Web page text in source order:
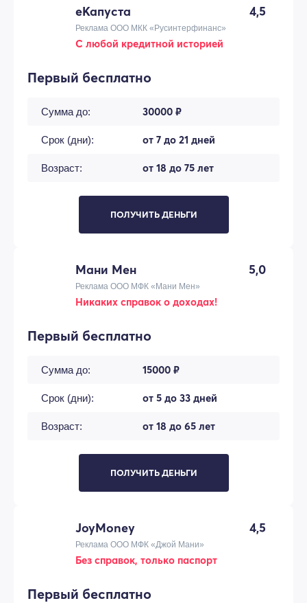
еКапуста 4,5
Реклама ООО МКК «Русинтерфинанс»
С любой кредитной историей
Первый бесплатно
Сумма до: 30000 ₽
Срок (дни): от 7 до 21 дней
Возраст: от 18 до 75 лет
ПОЛУЧИТЬ ДЕНЬГИ
Мани Мен 5,0
Реклама ООО МФК «Мани Мен»
Никаких справок о доходах!
Первый бесплатно
Сумма до: 15000 ₽
Срок (дни): от 5 до 33 дней
Возраст: от 18 до 65 лет
ПОЛУЧИТЬ ДЕНЬГИ
JoyMoney 4,5
Реклама ООО МФК «Джой Мани»
Без справок, только паспорт
Первый бесплатно